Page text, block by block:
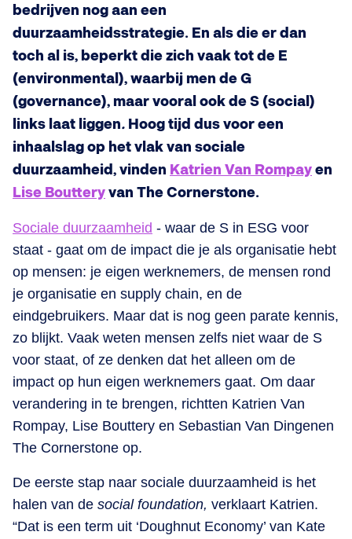
bedrijven nog aan een
duurzaamheidsstrategie. En als die er dan
toch al is, beperkt die zich vaak tot de E
(environmental), waarbij men de G
(governance), maar vooral ook de S (social)
links laat liggen. Hoog tijd dus voor een
inhaalslag op het vlak van sociale
duurzaamheid, vinden Katrien Van Rompayen
Lise Boutteryvan The Cornerstone.
Sociale duurzaamheid - waar de S in ESG voor
staat - gaat om de impact die je als organisatie hebt
op mensen: je eigen werknemers, de mensen rond
je organisatie en supply chain, en de
eindgebruikers. Maar dat is nog geen parate kennis,
zo blijkt. Vaak weten mensen zelfs niet waar de S
voor staat, of ze denken dat het alleen om de
impact op hun eigen werknemers gaat. Om daar
verandering in te brengen, richtten Katrien Van
Rompay, Lise Bouttery en Sebastian Van Dingenen
The Cornerstone op.
De eerste stap naar sociale duurzaamheid is het
halen van de social foundation, verklaart Katrien.
“Dat is een term uit ‘Doughnut Economy’ van Kate